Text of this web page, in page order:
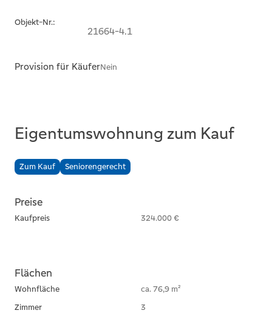
Objekt-Nr.:
21664-4.1
Provision für KäuferNein
Eigentumswohnung zum Kauf
Zum Kauf Seniorengerecht
Preise
Kaufpreis 324.000 €
Flächen
Wohnfläche
ca. 76,9 m²
Zimmer
3